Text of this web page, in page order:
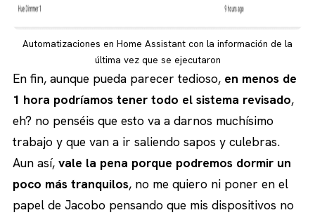
Automatizaciones en Home Assistant con la información de la
última vez que se ejecutaron
En fin, aunque pueda parecer tedioso, en menos de
1 hora podríamos tener todo el sistema revisado,
eh? no penséis que esto va a darnos muchísimo
trabajo y que van a ir saliendo sapos y culebras.
Aun así, vale la pena porque podremos dormir un
poco más tranquilos, no me quiero ni poner en el
papel de Jacobo pensando que mis dispositivos no